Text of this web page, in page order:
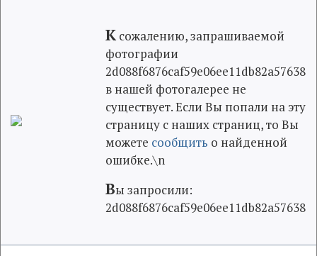
К сожалению, запрашиваемой
фотографии
2d088f6876caf59e06ee11db82a57638
в нашей фотогалерее не
существует. Если Вы попали на эту
страницу с наших страниц, то Вы
можете сообщить о найденной
ошибке.\n
Вы запросили:
2d088f6876caf59e06ee11db82a57638